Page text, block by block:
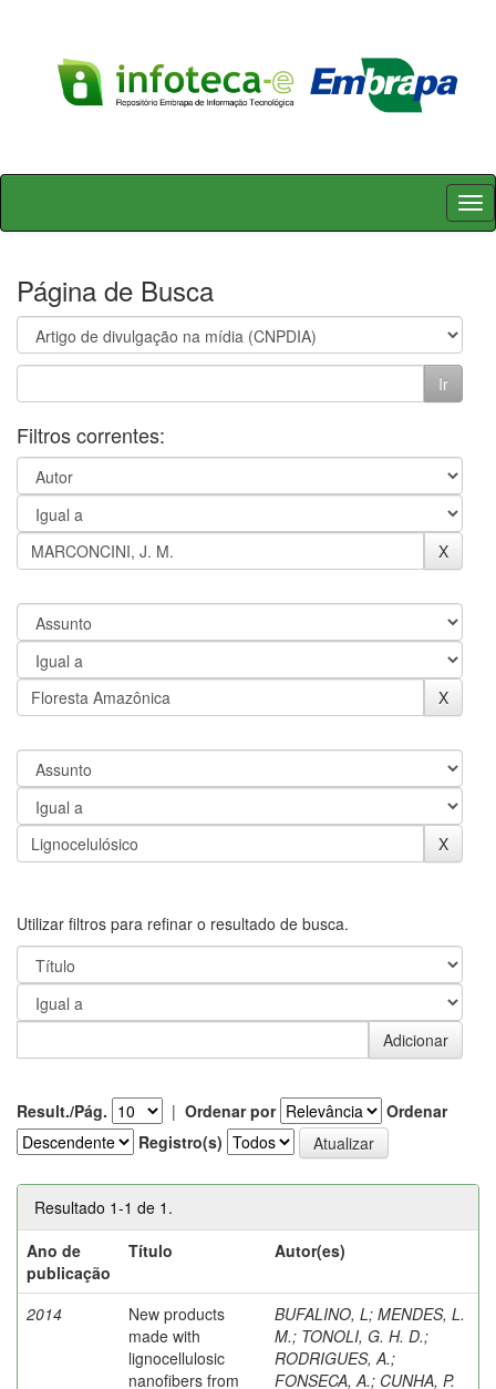
Skip
Página de Busca
Filtros correntes:
Utilizar filtros para refinar o resultado de busca.
Result./Pág. | Ordenar por
Ordenar
Registro(s)
Resultado 1-1 de 1.
Ano de
publicação
Título Autor(es)
2014
New products
made with
lignocellulosic
nanofibers from
BUFALINO, L; MENDES, L.
M.; TONOLI, G. H. D.;
RODRIGUES, A.;
FONSECA, A.; CUNHA, P.